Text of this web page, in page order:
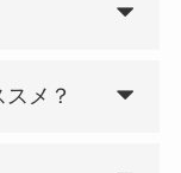
メ？